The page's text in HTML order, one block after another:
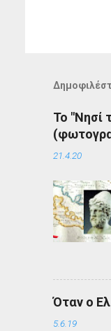
Το "Νησί
21.4.20
Όταν ο
5.6.19